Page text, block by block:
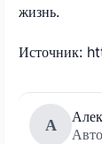
жизнь.
Источник:
А